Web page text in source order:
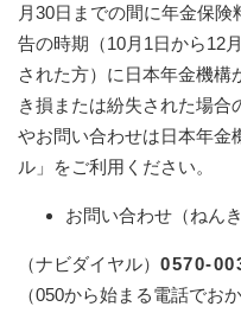
月30日までの間に年金保
告の時期（10月1日から12
された方）に日本年金機構
き損または紛失された場合
やお問い合わせは日本年金
ル」をご利用ください。
お問い合わせ（ねん
​（ナビダイヤル） 0570-
（050から始まる電話でお